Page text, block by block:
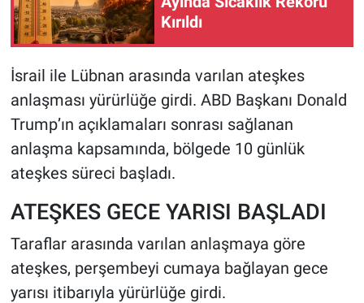
Kırıldı
İsrail ile Lübnan arasında varılan ateşkes
anlaşması yürürlüğe girdi. ABD Başkanı Donald
Trump’ın açıklamaları sonrası sağlanan
anlaşma kapsamında, bölgede 10 günlük
ateşkes süreci başladı.
ATEŞKES GECE YARISI BAŞLADI
Taraflar arasında varılan anlaşmaya göre
ateşkes, perşembeyi cumaya bağlayan gece
yarısı itibarıyla yürürlüğe girdi.
HABERDE İNSAN
POLİTİKA
SPOR
MAGAZİN
Bilim, Teknoloji